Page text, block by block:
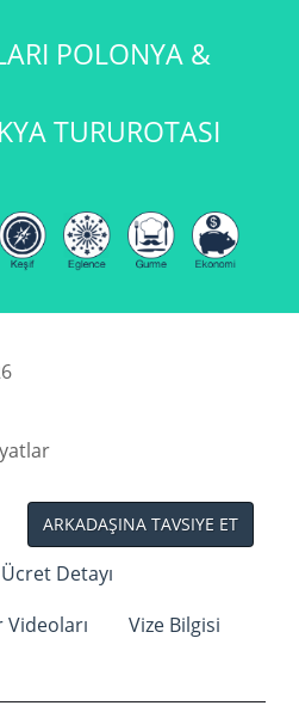
POLONYA &
TURUROTASI
ARKADAŞINA TAVSIYE ET
Detayı
Videoları
Vize Bilgisi